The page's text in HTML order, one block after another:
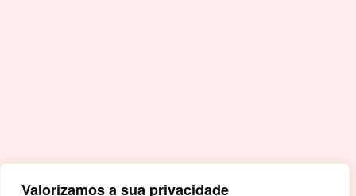
Valorizamos a sua privacidade